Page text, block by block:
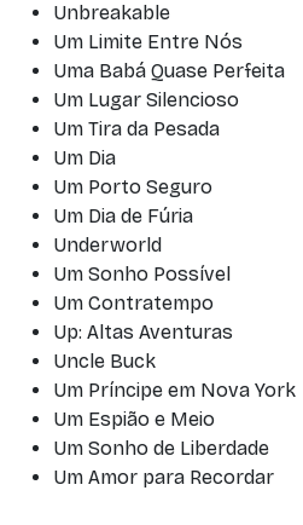
Unbreakable
Um Limite Entre Nós
Uma Babá Quase Perfeita
Um Lugar Silencioso
Um Tira da Pesada
Um Dia
Um Porto Seguro
Um Dia de Fúria
Underworld
Um Sonho Possível
Um Contratempo
Up: Altas Aventuras
Uncle Buck
Um Príncipe em Nova York
Um Espião e Meio
Um Sonho de Liberdade
Um Amor para Recordar